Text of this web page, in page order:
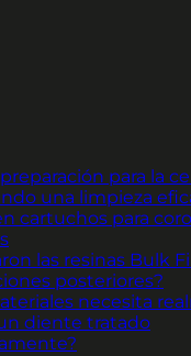
para la
una limpieza
cartuchos para
las resinas Bulk
posteriores?
necesita
diente tratado